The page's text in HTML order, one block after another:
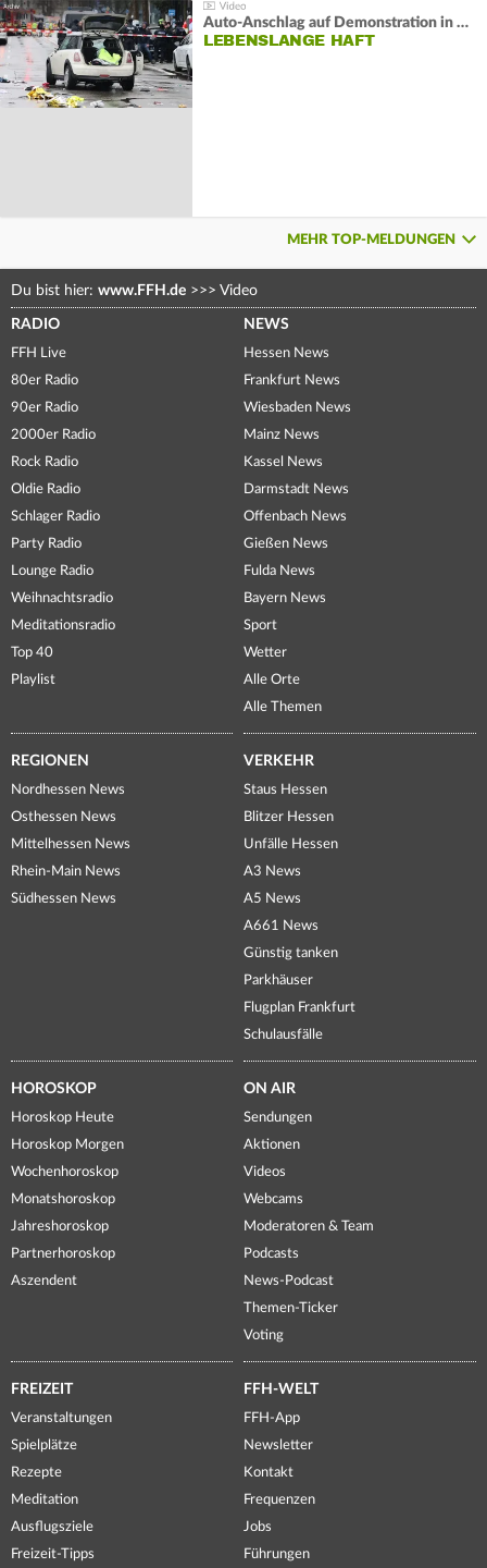
Auto-Anschlag auf Demonstration in München:
LEBENSLANGE HAFT
MEHR TOP-MELDUNGEN
Du bist hier: www.FFH.de >>> Video
RADIO
FFH Live
80er Radio
90er Radio
2000er Radio
Rock Radio
Oldie Radio
Schlager Radio
Party Radio
Lounge Radio
Weihnachtsradio
Meditationsradio
Top 40
Playlist
NEWS
Hessen News
Frankfurt News
Wiesbaden News
Mainz News
Kassel News
Darmstadt News
Offenbach News
Gießen News
Fulda News
Bayern News
Sport
Wetter
Alle Orte
Alle Themen
REGIONEN
Nordhessen News
Osthessen News
Mittelhessen News
Rhein-Main News
Südhessen News
VERKEHR
Staus Hessen
Blitzer Hessen
Unfälle Hessen
A3 News
A5 News
A661 News
Günstig tanken
Parkhäuser
Flugplan Frankfurt
Schulausfälle
HOROSKOP
Horoskop Heute
Horoskop Morgen
Wochenhoroskop
Monatshoroskop
Jahreshoroskop
Partnerhoroskop
Aszendent
ON AIR
Sendungen
Aktionen
Videos
Webcams
Moderatoren & Team
Podcasts
News-Podcast
Themen-Ticker
Voting
FREIZEIT
Veranstaltungen
Spielplätze
Rezepte
Meditation
Ausflugsziele
Freizeit-Tipps
FFH-WELT
FFH-App
Newsletter
Kontakt
Frequenzen
Jobs
Führungen